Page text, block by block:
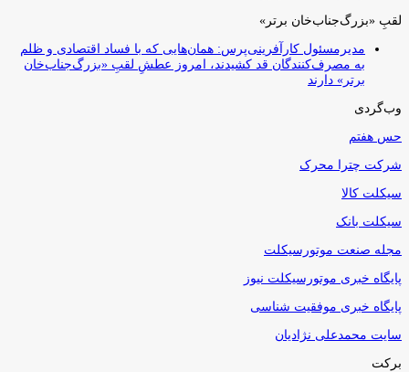
لقبِ «بزرگ‌جناب‌خان برتر»
مدیرمسئول کارآفرینی‌پرس: همان‌هایی که با فساد اقتصادی و ظلم
به مصرف‌کنندگان قد کشیدند، امروز عطشِ لقبِ «بزرگ‌جناب‌خان
برتر» دارند
وب‌گردی
حس هفتم
شرکت چترا محرک
سیکلت کالا
سیکلت بانک
مجله صنعت موتورسیکلت
پایگاه خبری موتورسیکلت نیوز
پایگاه خبری موفقیت شناسی
سایت محمدعلی نژادیان
برکت